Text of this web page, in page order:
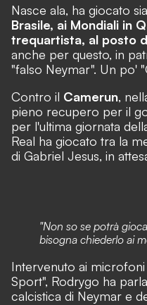
Nasce ala, ha giocato
Brasile, ai Mondiali in
trequartista, al posto
anche per questo, in
"falso Neymar". Un po'
Contro il Camerun,
pieno recupero per il
per l'ultima giornata
Real ha giocato tra la
di Gabriel Jesus, in
"Non so se potrà
bisogna chiederlo ai
Intervenuto ai
Sport", Rodrygo ha
calcistica di Neymar e